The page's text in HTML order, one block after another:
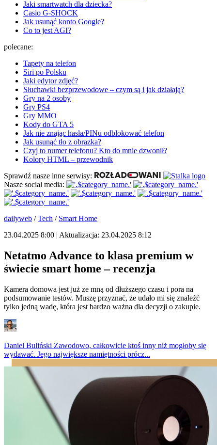
Jaki smartwatch dla dziecka?
Casio G-SHOCK
Jak usunąć konto Google?
Co to jest AGI?
polecane:
Tapety na telefon
Siri po Polsku
Jaki edytor zdjęć?
Słuchawki bezprzewodowe – czym są i jak działają?
Gry na 2 osoby
Gry PS4
Gry MMO
Kody do GTA 5
Jak nie znając hasła/PINu odblokować telefon
Jak usunąć tło z obrazka?
Czyj to numer telefonu? Kto do mnie dzwonił?
Kolory HTML – przewodnik
Sprawdź nasze inne serwisy:
Nasze social media:
dailyweb /Tech / Smart Home
23.04.2025 8:00 | Aktualizacja: 23.04.2025 8:12
Netatmo Advance to klasa premium w
świecie smart home – recenzja
Kamera domowa jest już ze mną od dłuższego czasu i pora na
podsumowanie testów. Muszę przyznać, że udało mi się znaleźć
tylko jedną wadę, która jest bardzo ważna dla decyzji o zakupie.
Daniel Buliński Zawodowo, całkowicie ktoś inny niż mogłoby się
wydawać. Jego największe namiętności prócz...